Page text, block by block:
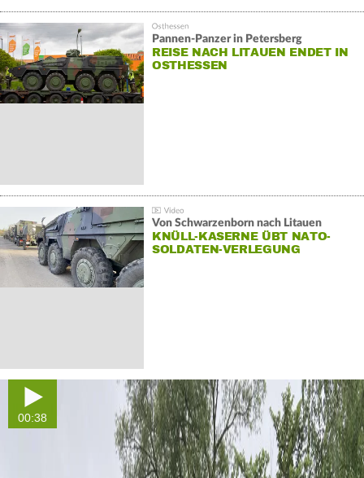
Pannen-Panzer in Petersberg
REISE NACH LITAUEN ENDET IN
OSTHESSEN
Von Schwarzenborn nach Litauen
KNÜLL-KASERNE ÜBT NATO-
SOLDATEN-VERLEGUNG
00:38